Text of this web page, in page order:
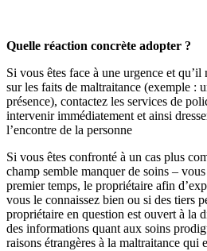
Quelle réaction concrète adopter ?
Si vous êtes face à une urgence et
sur les faits de maltraitance (exemple :
présence), contactez les services de
intervenir immédiatement et ainsi
l’encontre de la personne
Si vous êtes confronté à un cas plus
champ semble manquer de soins –
premier temps, le propriétaire afin
vous le connaissez bien ou si des tiers
propriétaire en question est ouvert à la
des informations quant aux soins
raisons étrangères à la maltraitance qui